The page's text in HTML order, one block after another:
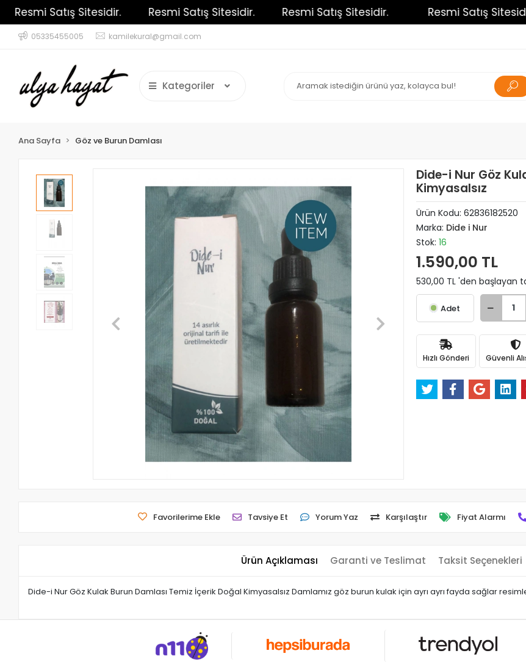
Resmi Satış Sitesidir. Resmi Satış Sitesidir. Resmi Satış Sitesidir. Resmi Satış Sitesidir.
05335455005 kamilekural@gmail.com
Kategoriler
Ana Sayfa Göz ve Burun Damlası
Dide-i Nur Göz
Kimyasalsız
Ürün Kodu: 62836182520
Marka: Dide i Nur
Stok: 16
1.590,00 TL
530,00 TL 'den başlayan
Adet
Hızlı Gönderi Güvenli
Favorilerime Ekle Tavsiye Et Yorum Yaz Karşılaştır Fiyat Alarmı
Ürün Açıklaması Garanti ve Teslimat Taksit Seçenekleri
Dide-i Nur Göz Kulak Burun Damlası Temiz İçerik Doğal Kimyasalsız Damlamız göz burun kulak için ayrı ayrı fayda sağlar